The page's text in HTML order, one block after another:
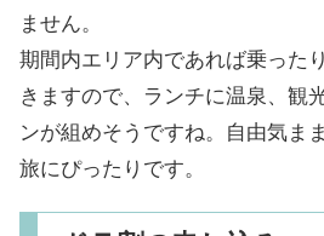
ません。
期間内エリア内であれば乗った
きますので、ランチに温泉、観
ンが組めそうですね。自由気ま
旅にぴったりです。